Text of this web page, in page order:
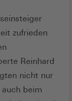
zufrieden
Reinhard
nicht nur
beim